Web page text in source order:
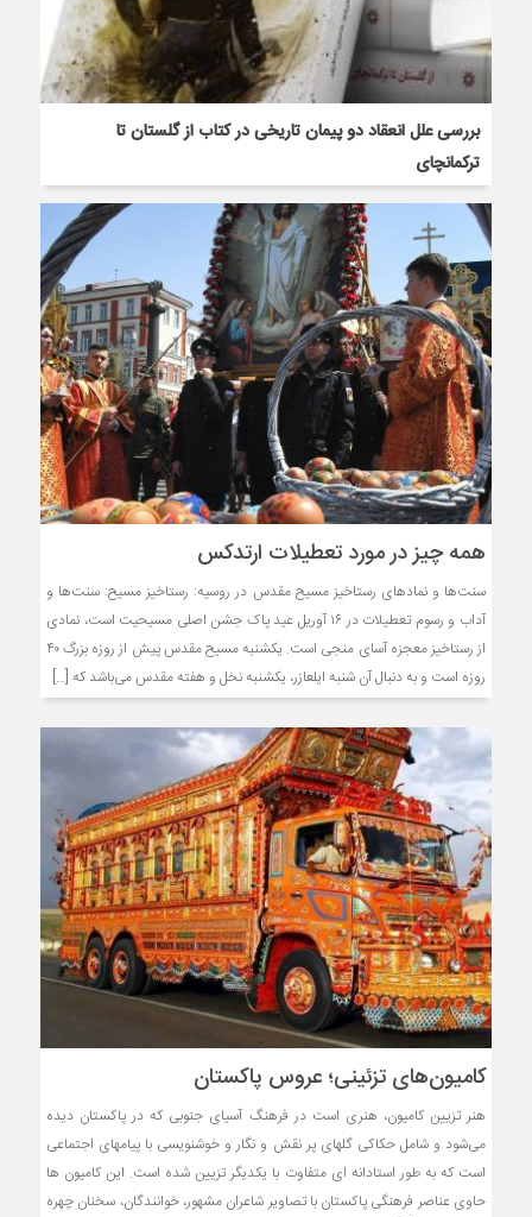
بررسی علل انعقاد دو پیمان‌ تاریخی در کتاب از گلستان تا
ترکمانچای
همه چیز در مورد تعطیلات ارتدکس
سنت‌ها و نمادهای رستاخیز مسیح مقدس در روسیه: رستاخیز مسیح: سنت‌ها و
آداب و رسوم تعطیلات در ۱۶ آوریل عید پاک جشن اصلی مسیحیت است، نمادی
از رستاخیز معجزه آسای منجی است. یکشنبه مسیح مقدس پیش از روزه بزرگ ۴۰
روزه است و به دنبال آن شنبه ایلعازر، یکشنبه نخل و هفته مقدس می‌باشد که […]
کامیون‌های تزئینی؛ عروس پاکستان
هنر تزیین کامیون، هنری است در فرهنگ آسیای جنوبی که در پاکستان دیده
می‌شود و شامل حکاکی ‌گل‎های پر نقش و نگار و خوشنویسی با پیام‎های اجتماعی
است که به طور استادانه ای متفاوت با یکدیگر تزیین شده است. این کامیون ها
حاوی عناصر فرهنگی پاکستان با تصاویر شاعران مشهور، خوانندگان، سخنان چهره